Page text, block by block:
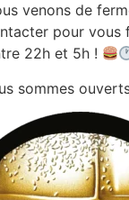
venons de
pour vous
22h et 5h !
sommes